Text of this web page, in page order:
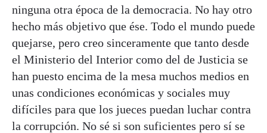
ninguna otra época de la democracia. No hay otro
hecho más objetivo que ése. Todo el mundo puede
quejarse, pero creo sinceramente que tanto desde
el Ministerio del Interior como del de Justicia se
han puesto encima de la mesa muchos medios en
unas condiciones económicas y sociales muy
difíciles para que los jueces puedan luchar contra
la corrupción. No sé si son suficientes pero sí se